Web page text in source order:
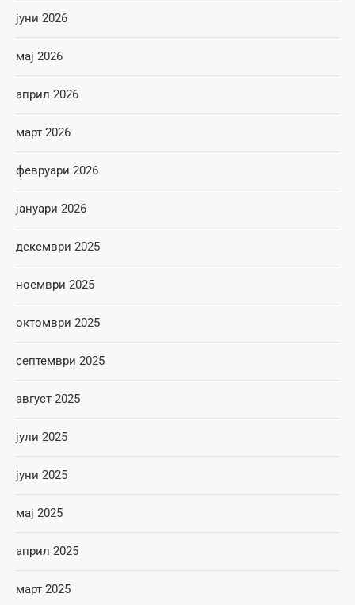
јуни 2026
мај 2026
април 2026
март 2026
февруари 2026
јануари 2026
декември 2025
ноември 2025
октомври 2025
септември 2025
август 2025
јули 2025
јуни 2025
мај 2025
април 2025
март 2025